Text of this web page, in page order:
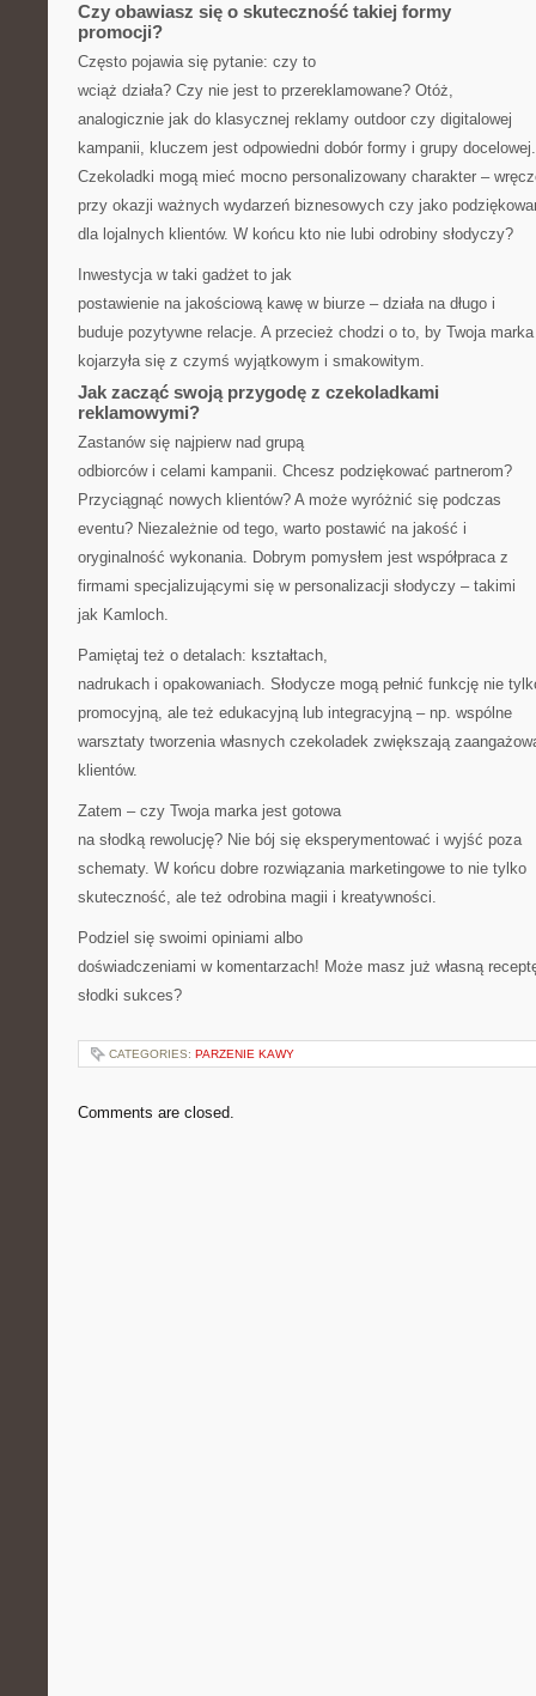
Czy obawiasz się o skuteczność takiej formy
promocji?
Często pojawia się pytanie: czy to
wciąż działa? Czy nie jest to przereklamowane? Otóż,
analogicznie jak do klasycznej reklamy outdoor czy digitalowej
kampanii, kluczem jest odpowiedni dobór formy i grupy docelowej.
Czekoladki mogą mieć mocno personalizowany charakter –
przy okazji ważnych wydarzeń biznesowych czy jako
dla lojalnych klientów. W końcu kto nie lubi odrobiny słodyczy?
Inwestycja w taki gadżet to jak
postawienie na jakościową kawę w biurze – działa na długo i
buduje pozytywne relacje. A przecież chodzi o to, by Twoja marka
kojarzyła się z czymś wyjątkowym i smakowitym.
Jak zacząć swoją przygodę z czekoladkami
reklamowymi?
Zastanów się najpierw nad grupą
odbiorców i celami kampanii. Chcesz podziękować partnerom?
Przyciągnąć nowych klientów? A może wyróżnić się podczas
eventu? Niezależnie od tego, warto postawić na jakość i
oryginalność wykonania. Dobrym pomysłem jest współpraca z
firmami specjalizującymi się w personalizacji słodyczy – takimi
jak Kamloch.
Pamiętaj też o detalach: kształtach,
nadrukach i opakowaniach. Słodycze mogą pełnić funkcję nie
promocyjną, ale też edukacyjną lub integracyjną – np. wspólne
warsztaty tworzenia własnych czekoladek zwiększają
klientów.
Zatem – czy Twoja marka jest gotowa
na słodką rewolucję? Nie bój się eksperymentować i wyjść poza
schematy. W końcu dobre rozwiązania marketingowe to nie tylko
skuteczność, ale też odrobina magii i kreatywności.
Podziel się swoimi opiniami albo
doświadczeniami w komentarzach! Może masz już własną
słodki sukces?
CATEGORIES: PARZENIE KAWY
Comments are closed.